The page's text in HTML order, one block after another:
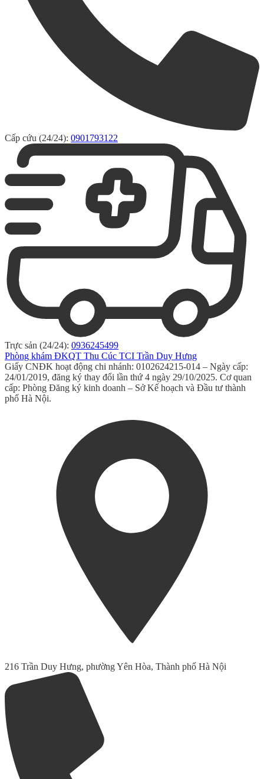
Cấp cứu (24/24): 0901793122
Trực sản (24/24): 0936245499
Phòng khám ĐKQT Thu Cúc TCI Trần Duy Hưng
Giấy CNĐK hoạt động chi nhánh: 0102624215-014 – Ngày cấp:
24/01/2019, đăng ký thay đổi lần thứ 4 ngày 29/10/2025. Cơ quan
cấp: Phòng Đăng ký kinh doanh – Sở Kế hoạch và Đầu tư thành
phố Hà Nội.
216 Trần Duy Hưng, phường Yên Hòa, Thành phố Hà Nội